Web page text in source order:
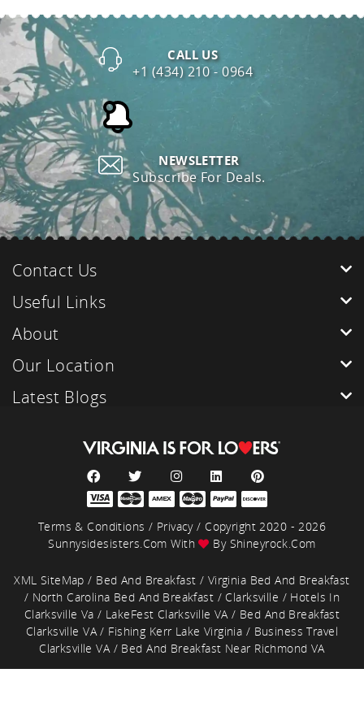
CALL US
+1 (434) 210 - 0964
NEWSLETTER
Subscribe For Deals.
Contact Us
About
Our Location
Useful Links
Latest Blogs
Terms & Conditions / Privacy/ Copyright 2020 - 2026
Sunnysidesisters.com With
By Shineyrock.com
XML SiteMap / Bed And Breakfast / Virginia Bed And Breakfast
/ North Carolina Bed And Breakfast / Clarksville / Hotels In
Clarksville Va / LakeFest Clarksville VA/ Bed And Breakfast
Clarksville VA/ Fishing Kerr Lake Virginia / Business Travel
Clarksville VA/ Bed And Breakfast Near Richmond VA